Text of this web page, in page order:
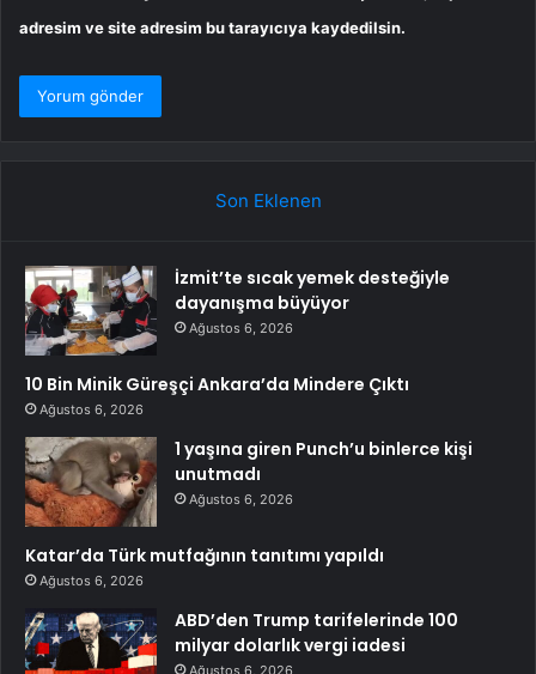
adresim ve site adresim bu tarayıcıya kaydedilsin.
Son Eklenen
İzmit’te sıcak yemek desteğiyle
dayanışma büyüyor
Ağustos 6, 2026
10 Bin Minik Güreşçi Ankara’da Mindere Çıktı
Ağustos 6, 2026
1 yaşına giren Punch’u binlerce kişi
unutmadı
Ağustos 6, 2026
Katar’da Türk mutfağının tanıtımı yapıldı
Ağustos 6, 2026
ABD’den Trump tarifelerinde 100
milyar dolarlık vergi iadesi
Ağustos 6, 2026